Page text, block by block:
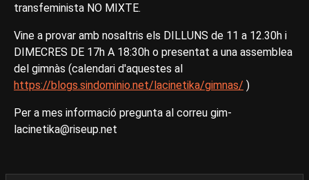
transfeminista NO MIXTE.
Vine a provar amb nosaltris els DILLUNS de 11 a 12.30h i
DIMECRES DE 17h A 18:30h o presentat a una assemblea
del gimnàs (calendari d'aquestes al
https://blogs.sindominio.net/lacinetika/gimnas/ )
Per a mes informació pregunta al correu gim-
lacinetika@riseup.net